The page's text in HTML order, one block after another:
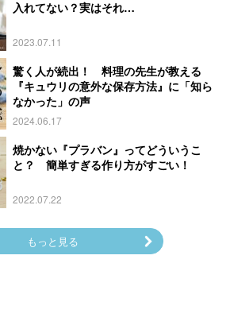
入れてない？実はそれ…
2023.07.11
驚く人が続出！ 料理の先生が教える
『キュウリの意外な保存方法』に「知ら
なかった」の声
2024.06.17
焼かない『プラバン』ってどういうこ
と？ 簡単すぎる作り方がすごい！
2022.07.22
もっと見る